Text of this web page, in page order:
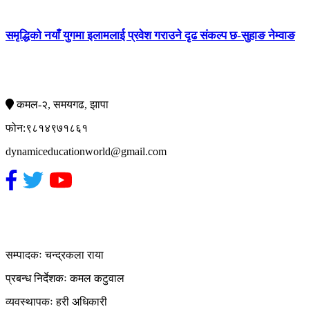
समृद्धिको नयाँ युगमा इलामलाई प्रवेश गराउने दृढ संकल्प छ-सुहाङ नेम्वाङ
कमल-२, समयगढ, झापा
फोन:९८१४९७१८६१
dynamiceducationworld@gmail.com
सम्पादकः चन्द्रकला राया
प्रबन्ध निर्देशकः कमल कटुवाल
व्यवस्थापकः हरी अधिकारी